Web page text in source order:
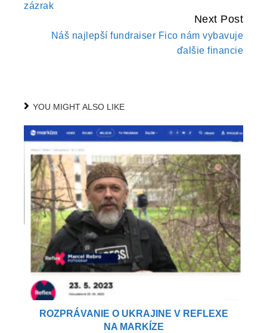
zázrak
Next Post
Náš najlepší fundraiser Fico nám vybavuje
ďalšie financie
YOU MIGHT ALSO LIKE
ROZPRÁVANIE O UKRAJINE V REFLEXE
NA MARKÍZE